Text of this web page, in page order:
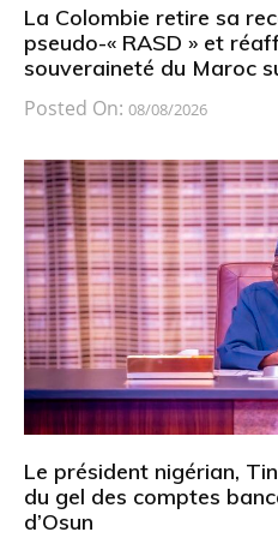
La Colombie retire sa
pseudo-« RASD » et
souveraineté du Maroc
Posted On: 08/08/2026
Le président nigérian,
du gel des comptes
d’Osun